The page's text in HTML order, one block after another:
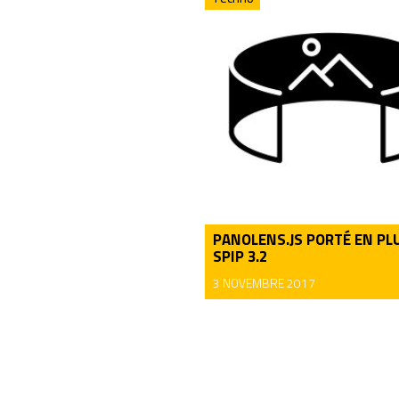
PANOLENS.JS PORTÉ EN
SPIP 3.2
3 NOVEMBRE 2017